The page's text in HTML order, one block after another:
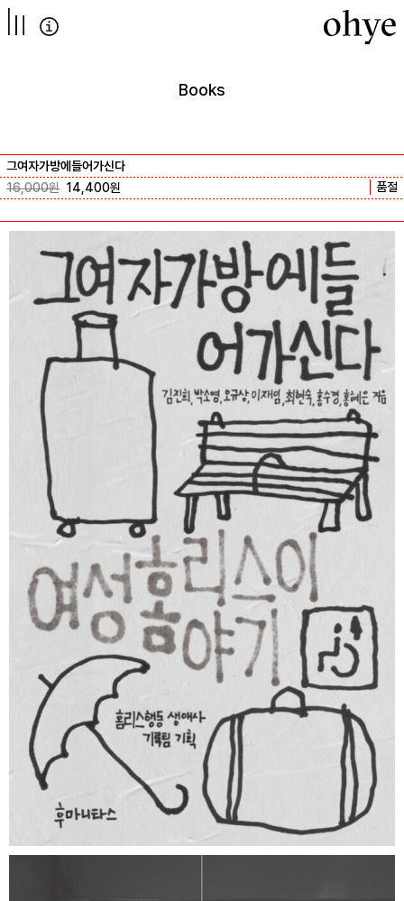
컨텐츠로
넘어가기
Books
그여자가방에들어가신다
16,000원 14,400원 품절